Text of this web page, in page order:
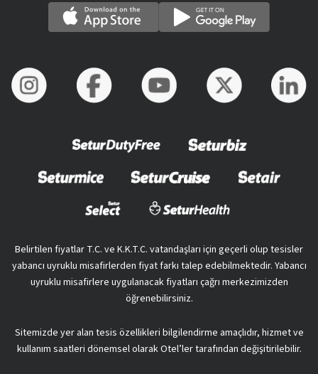
Belirtilen fiyatlar T.C. ve K.K.T.C. vatandaşları için geçerli olup tesisler
yabancı uyruklu misafirlerden fiyat farkı talep edebilmektedir. Yabancı
uyruklu misafirlere uygulanacak fiyatları çağrı merkezimizden
öğrenebilirsiniz.
Sitemizde yer alan tesis özellikleri bilgilendirme amaçlıdır, hizmet ve
kullanım saatleri dönemsel olarak Otel’ler tarafından değişitirilebilir.